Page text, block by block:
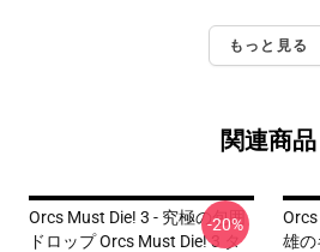
もっと見る
関連商品
Orcs Must Die! 3 - 究極の包囲
ドロップ Orcs Must Die! 3 タ
-20%
雄の